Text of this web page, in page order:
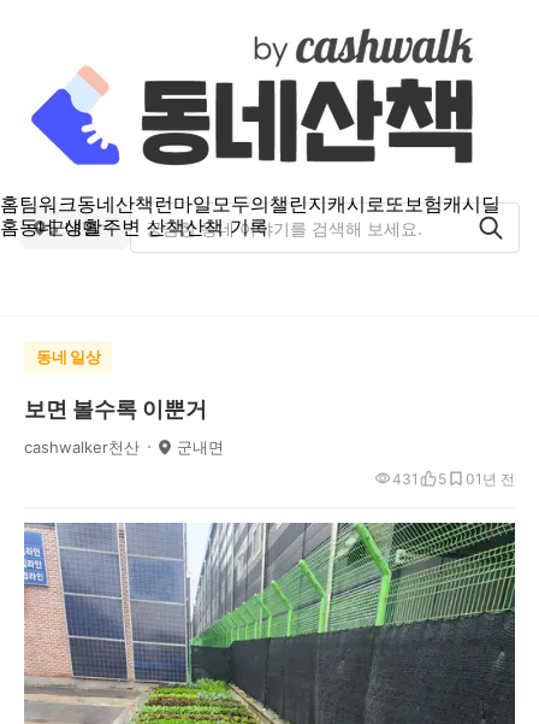
홈팀워크동네산책런마일모두의챌린지캐시로또보험캐시딜
홈동네 생활주변 산책산책 기록
군내면
동네 일상
보면 볼수록 이뿐거
cashwalker천산 군내면
1년 전
431 5 0